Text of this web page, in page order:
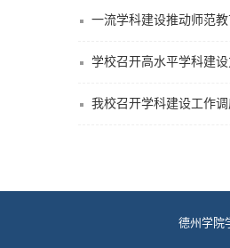
一流学科建设推动师范
学校召开高水平学科建
我校召开学科建设工作
德州学院